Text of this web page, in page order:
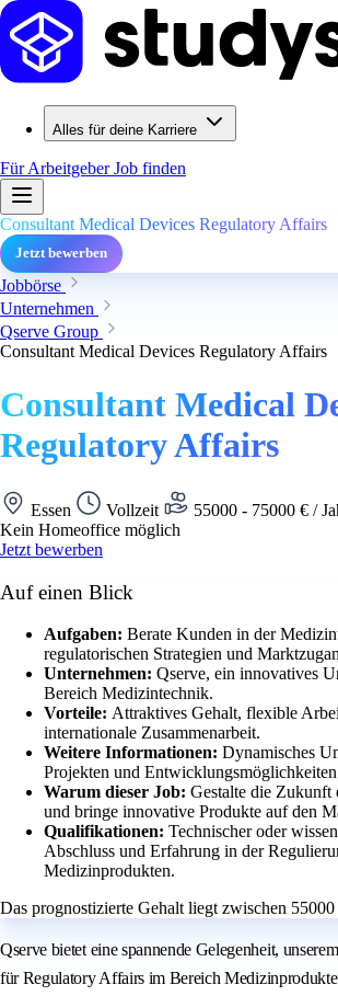
Alles für deine Karriere
Für ArbeitgeberJob finden
Consultant Medical Devices Regulatory Affairs
Jetzt bewerben
Jobbörse
Unternehmen
Qserve Group
Consultant Medical Devices Regulatory Affairs
Consultant Medical
Regulatory Affairs
Essen Vollzeit
55000 - 75000 € /
Kein Homeoffice möglich
Jetzt bewerben
Auf einen Blick
Aufgaben: Berate Kunden in der
regulatorischen Strategien und
Unternehmen: Qserve, ein innovatives
Bereich Medizintechnik.
Vorteile: Attraktives Gehalt, flexible
internationale Zusammenarbeit.
Weitere Informationen: Dynamisches
Projekten und
Warum dieser Job: Gestalte die
und bringe innovative Produkte auf den
Qualifikationen: Technischer oder
Abschluss und Erfahrung in der
Medizinprodukten.
Das prognostizierte Gehalt liegt zwischen
Qserve bietet eine spannende Gelegenheit,
für Regulatory Affairs im Bereich